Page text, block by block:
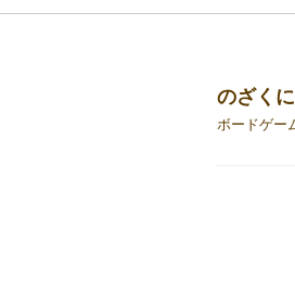
のざくに